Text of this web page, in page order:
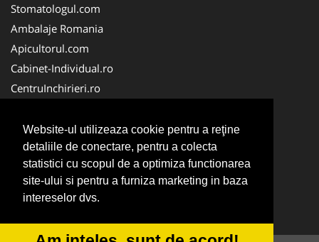
Website-ul utilizeaza cookie pentru a reţine
detaliile de conectare, pentru a colecta
statistici cu scopul de a optimiza functionarea
site-ului si pentru a furniza marketing in baza
intereselor dvs.
Stomatologul.com
Ambalaje Romania
Apicultorul.com
Cabinet-Individual.ro
CentruInchirieri.ro
FirmaDeratizare.ro
InstructorScoalaAuto.ro
SalonFrizerieCanina.com
Scoala Auto